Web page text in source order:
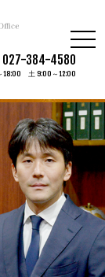
027-384-4580
18:00 土 9:00～12:00